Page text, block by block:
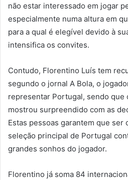
não estar interessado em jogar
especialmente numa altura em
para a qual é elegível devido à
intensifica os convites.
Contudo, Florentino Luís tem
segundo o jornal A Bola, o
representar Portugal, sendo que
mostrou surpreendido com as
Estas pessoas garantem que ser
seleção principal de Portugal
grandes sonhos do jogador.
Florentino já soma 84